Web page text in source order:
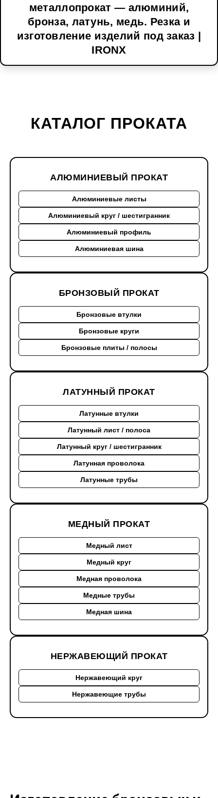
металлопрокат — алюминий,
бронза, латунь, медь. Резка и
изготовление изделий под заказ |
IRONX
КАТАЛОГ ПРОКАТА
АЛЮМИНИЕВЫЙ ПРОКАТ
Алюминиевые листы
Алюминиевый круг / шестигранник
Алюминиевый профиль
Алюминиевая шина
БРОНЗОВЫЙ ПРОКАТ
Бронзовые втулки
Бронзовые круги
Бронзовые плиты / полосы
ЛАТУННЫЙ ПРОКАТ
Латунные втулки
Латунный лист / полоса
Латунный круг / шестигранник
Латунная проволока
Латунные трубы
МЕДНЫЙ ПРОКАТ
Медный лист
Медный круг
Медная проволока
Медные трубы
Медная шина
НЕРЖАВЕЮЩИЙ ПРОКАТ
Нержавеющий круг
Нержавеющие трубы